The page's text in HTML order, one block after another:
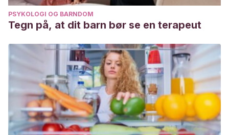
PSYKOLOGI OG BARNDOM
Tegn på, at dit barn bør se en terapeut